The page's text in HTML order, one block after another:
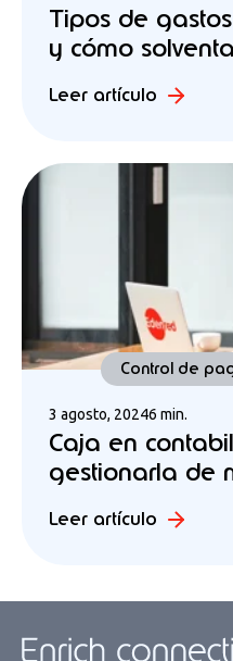
Tipos de
y cómo
Leer artículo
Control de
3 agosto, 20246 min.
Caja en
gestionarla de
Leer artículo